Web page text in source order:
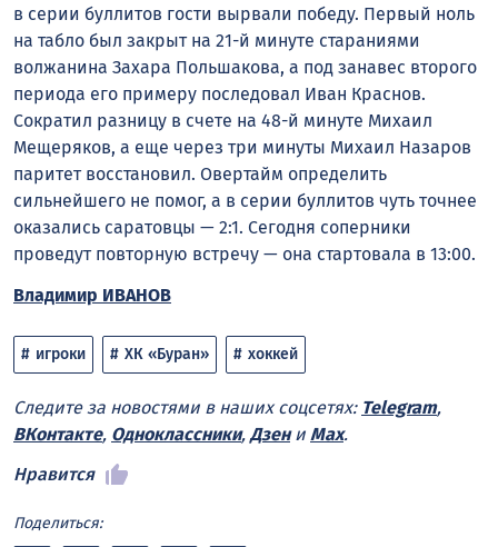
в серии буллитов гости вырвали победу. Первый ноль
на табло был закрыт на 21-й минуте стараниями
волжанина Захара Польшакова, а под занавес второго
периода его примеру последовал Иван Краснов.
Сократил разницу в счете на 48-й минуте Михаил
Мещеряков, а еще через три минуты Михаил Назаров
паритет восстановил. Овертайм определить
сильнейшего не помог, а в серии буллитов чуть точнее
оказались саратовцы — 2:1. Сегодня соперники
проведут повторную встречу — она стартовала в 13:00.
Владимир ИВАНОВ
игроки ХК «Буран» хоккей
Следите за новостями в наших соцсетях: Telegram,
ВКонтакте, Одноклассники, Дзени Max.
Нравится
Поделиться: